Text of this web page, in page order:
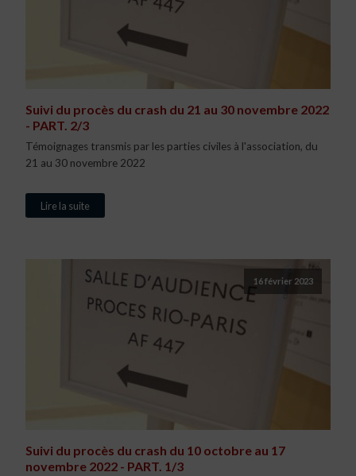
Suivi du procès du crash du 21 au 30 novembre 2022
- PART. 2/3
Témoignages transmis par les parties civiles à l'association, du
21 au 30 novembre 2022
Lire la suite
16 février 2023
Suivi du procès du crash du 10 octobre au 17
novembre 2022 - PART. 1/3